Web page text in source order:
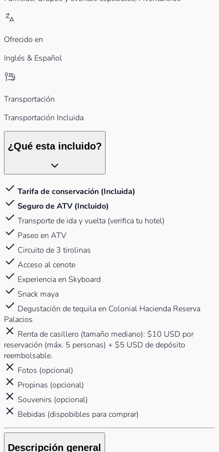
Ofrecido en
Inglés & Español
Transportación
Transportación Incluida
¿Qué esta incluido?
Tarifa de conservación (Incluida)
Seguro de ATV (Incluido)
Transporte de ida y vuelta (verifica tu hotel)
Paseo en ATV
Circuito de 3 tirolinas
Acceso al cenote
Experiencia en Skyboard
Snack maya
Degustación de tequila en Colonial Hacienda Reserva
Palacios
Renta de casillero (tamaño mediano): $10 USD por
reservación (máx. 5 personas) + $5 USD de depósito
reembolsable.
Fotos (opcional)
Propinas (opcional)
Souvenirs (opcional)
Bebidas (dispobibles para comprar)
Descripción general